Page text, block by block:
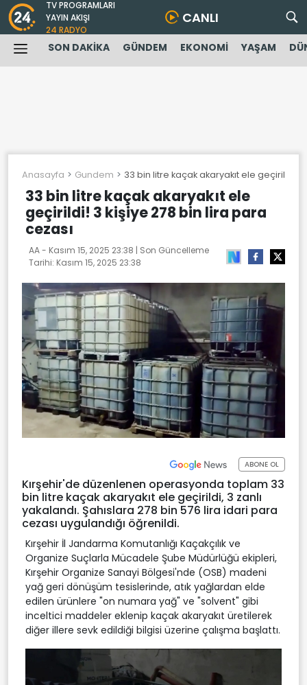
TV PROGRAMLARI
YAYIN AKIŞI
24 RADYO
CANLI
SON DAKİKA GÜNDEM EKONOMİ YAŞAM
Anasayfa Gundem 33 bin litre kaçak akaryakıt ele geçirildi! 3
33 bin litre kaçak akaryakıt ele
geçirildi! 3 kişiye 278 bin lira para
cezası
AA - Kasım 15, 2025 23:38 | Son Güncelleme
Tarihi: Kasım 15, 2025 23:38
ABONE OL
Kırşehir'de düzenlenen operasyonda toplam 33
bin litre kaçak akaryakıt ele geçirildi, 3 zanlı
yakalandı. Şahıslara 278 bin 576 lira idari para
cezası uygulandığı öğrenildi.
Kırşehir İl Jandarma Komutanlığı Kaçakçılık ve
Organize Suçlarla Mücadele Şube Müdürlüğü ekipleri,
Kırşehir Organize Sanayi Bölgesi'nde (OSB) madeni
yağ geri dönüşüm tesislerinde, atık yağlardan elde
edilen ürünlere "on numara yağ" ve "solvent" gibi
inceltici maddeler eklenip kaçak akaryakıt üretilerek
diğer illere sevk edildiği bilgisi üzerine çalışma başlattı.